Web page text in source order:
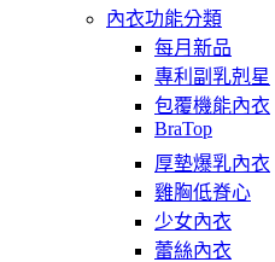
內衣功能分類
每月新品
專利副乳剋星
包覆機能內衣
BraTop
厚墊爆乳內衣
雞胸低脊心
少女內衣
蕾絲內衣